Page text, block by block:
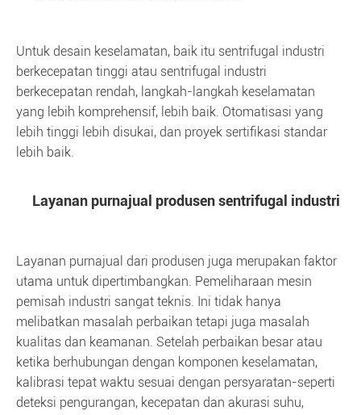
Untuk desain keselamatan, baik itu sentrifugal industri
berkecepatan tinggi atau sentrifugal industri
berkecepatan rendah, langkah-langkah keselamatan
yang lebih komprehensif, lebih baik. Otomatisasi yang
lebih tinggi lebih disukai, dan proyek sertifikasi standar
lebih baik.
Layanan purnajual produsen sentrifugal industri
Layanan purnajual dari produsen juga merupakan faktor
utama untuk dipertimbangkan. Pemeliharaan mesin
pemisah industri sangat teknis. Ini tidak hanya
melibatkan masalah perbaikan tetapi juga masalah
kualitas dan keamanan. Setelah perbaikan besar atau
ketika berhubungan dengan komponen keselamatan,
kalibrasi tepat waktu sesuai dengan persyaratan-seperti
deteksi pengurangan, kecepatan dan akurasi suhu,